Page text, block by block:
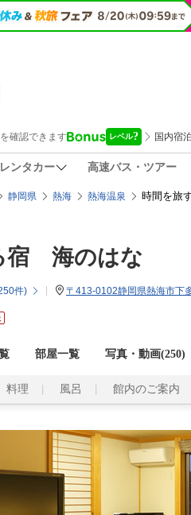
レンタカー 高速バス・ツアー
静岡県 熱海 熱海温泉 時間を旅
宿 海のはな
件) 〒413-0102静岡県熱海市下
部屋一覧 写真・動画(250)
料理 風呂 館内のご案内